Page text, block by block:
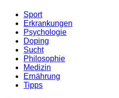
Sport
Erkrankungen
Psychologie
Doping
Sucht
Philosophie
Medizin
Ernährung
Tipps